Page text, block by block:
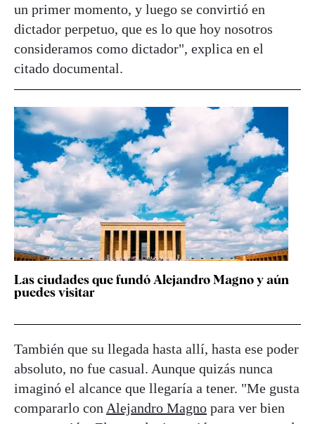
un primer momento, y luego se convirtió en
dictador perpetuo, que es lo que hoy nosotros
consideramos como dictador", explica en el
citado documental.
Las ciudades que fundó Alejandro Magno y aún
puedes visitar
También que su llegada hasta allí, hasta ese poder
absoluto, no fue casual. Aunque quizás nunca
imaginó el alcance que llegaría a tener. "Me gusta
compararlo con Alejandro Magno para ver bien